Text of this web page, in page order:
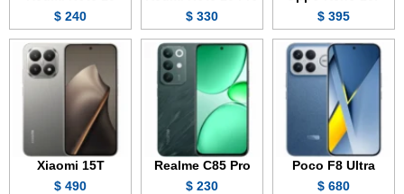
395 $
330 $
240 $
Poco F8 Ultra
680 $
Realme C85 Pro
230 $
Xiaomi 15T
490 $